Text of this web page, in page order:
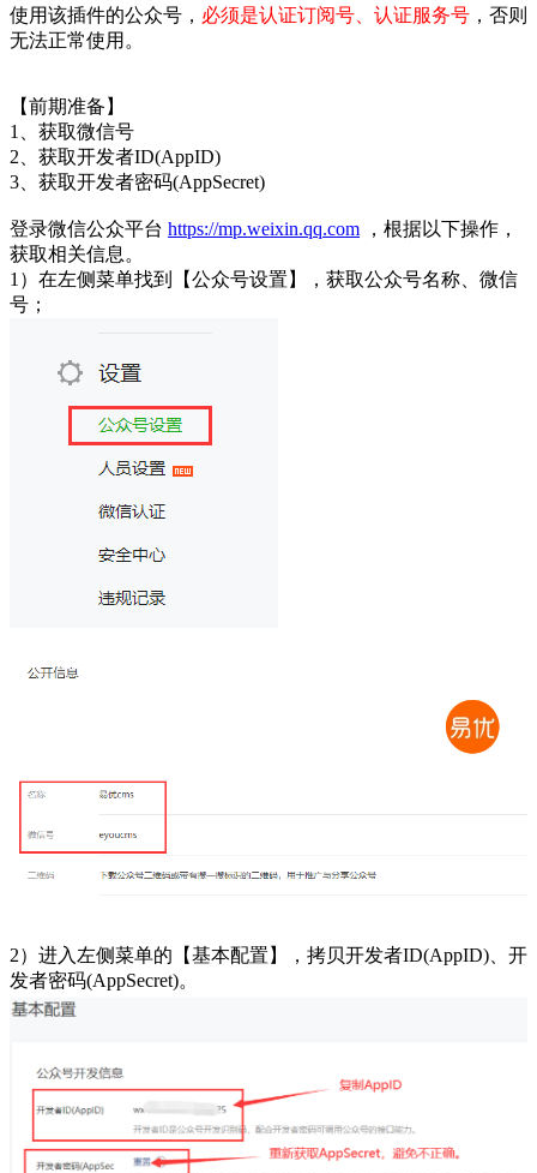
使用该插件的公众号， 必须是认证订阅号、认证服务号 ，否则
无法正常使用。
【前期准备】
1、获取微信号
2、获取开发者ID(AppID)
3、获取开发者密码(AppSecret)
登录微信公众平台 https://mp.weixin.qq.com ，根据以下操作，
获取相关信息。
1）在左侧菜单找到【公众号设置】，获取公众号名称、微信
号；
2）进入左侧菜单的【基本配置】，拷贝开发者ID(AppID)、开
发者密码(AppSecret)。